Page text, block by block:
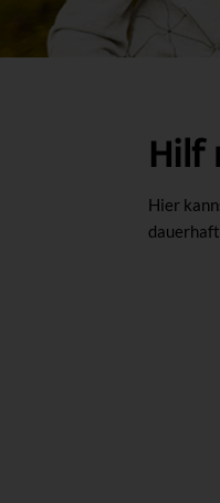
Hilf
Hier